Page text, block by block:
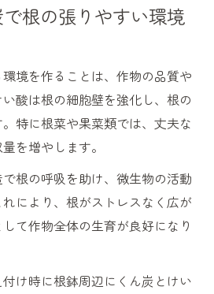
根の張りやすい環境
境を作ることは、作物の品質や
酸は根の細胞壁を強化し、根の
特に根菜や果菜類では、丈夫な
を増やします。
根の呼吸を助け、微生物の活動
により、根がストレスなく広が
て作物全体の生育が良好になり
け時に根鉢周辺にくん炭とけい